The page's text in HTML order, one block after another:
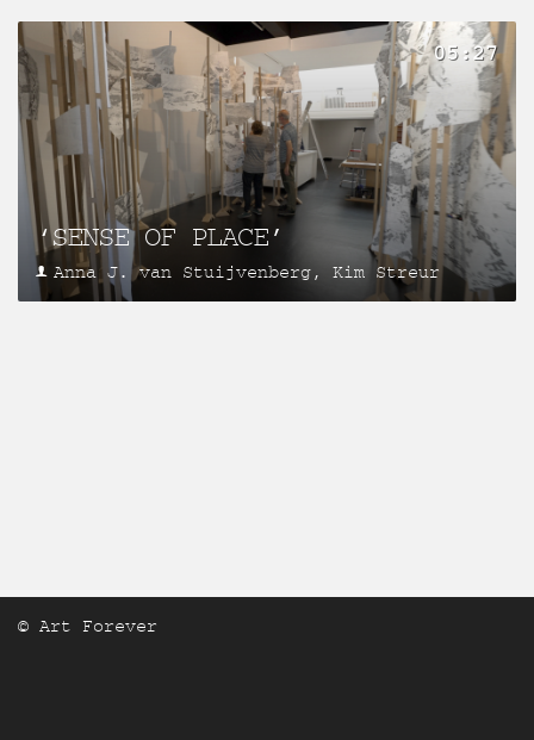
‘SENSE OF PLACE’
Anna J. van Stuijvenberg, Kim Streur
05:27
© Art Forever